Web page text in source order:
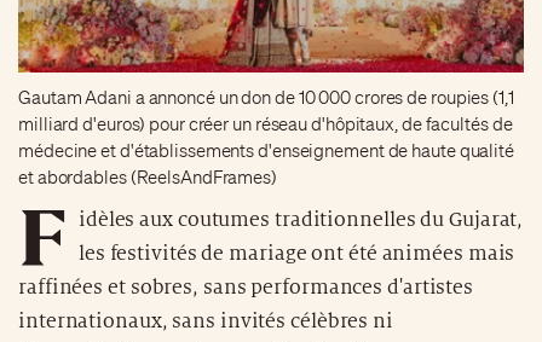
Gautam Adani a annoncé un don de 10 000 crores de roupies (1,1
milliard d'euros) pour créer un réseau d'hôpitaux, de facultés de
médecine et d'établissements d'enseignement de haute qualité
et abordables (ReelsAndFrames)
F
idèles aux coutumes traditionnelles du Gujarat,
les festivités de mariage ont été animées mais
raffinées et sobres, sans performances d'artistes
internationaux, sans invités célèbres ni